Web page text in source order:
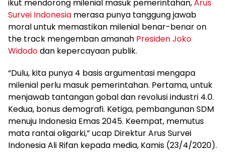
ikut mendorong milenial masuk pemerintahan,Arus
Survei Indonesia merasa punya tanggung jawab
moral untuk memastikan milenial benar-benar on
the track mengemban amanah Presiden Joko
Widododan kepercayaan publik.
“Dulu, kita punya 4 basis argumentasi mengapa
milenial perlu masuk pemerintahan. Pertama, untuk
menjawab tantangan gobal dan revolusi industri 4.0.
Kedua, bonus demografi. Ketiga, pembangunan SDM
menuju Indonesia Emas 2045. Keempat, memutus
mata rantai oligarki,” ucap Direktur Arus Survei
Indonesia Ali Rifan kepada media, Kamis (23/4/2020).